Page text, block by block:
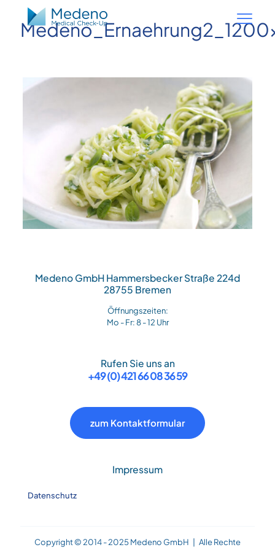
Medeno GmbH Hammersbecker Straße 224d
28755 Bremen
Öffnungszeiten:
Mo - Fr: 8 - 12 Uhr
Rufen Sie uns an
+49 (0) 421 66 08 36 59
zum Kontaktformular
Impressum
Datenschutz
Copyright © 2014 - 2025 Medeno GmbH | Alle Rechte